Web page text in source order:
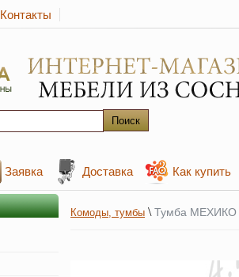
Контакты
Заявка Доставка Как купить
Комоды, тумбы \ Тумба МЕХИКО